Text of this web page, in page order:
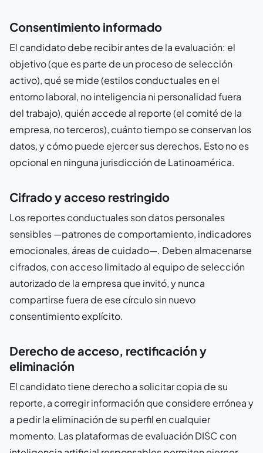
Consentimiento informado
El candidato debe recibir antes de la evaluación: el
objetivo (que es parte de un proceso de selección
activo), qué se mide (estilos conductuales en el
entorno laboral, no inteligencia ni personalidad fuera
del trabajo), quién accede al reporte (el comité de la
empresa, no terceros), cuánto tiempo se conservan los
datos, y cómo puede ejercer sus derechos. Esto no es
opcional en ninguna jurisdicción de Latinoamérica.
Cifrado y acceso restringido
Los reportes conductuales son datos personales
sensibles —patrones de comportamiento, indicadores
emocionales, áreas de cuidado—. Deben almacenarse
cifrados, con acceso limitado al equipo de selección
autorizado de la empresa que invitó, y nunca
compartirse fuera de ese círculo sin nuevo
consentimiento explícito.
Derecho de acceso, rectificación y
eliminación
El candidato tiene derecho a solicitar copia de su
reporte, a corregir información que considere errónea y
a pedir la eliminación de su perfil en cualquier
momento. Las plataformas de evaluación DISC con